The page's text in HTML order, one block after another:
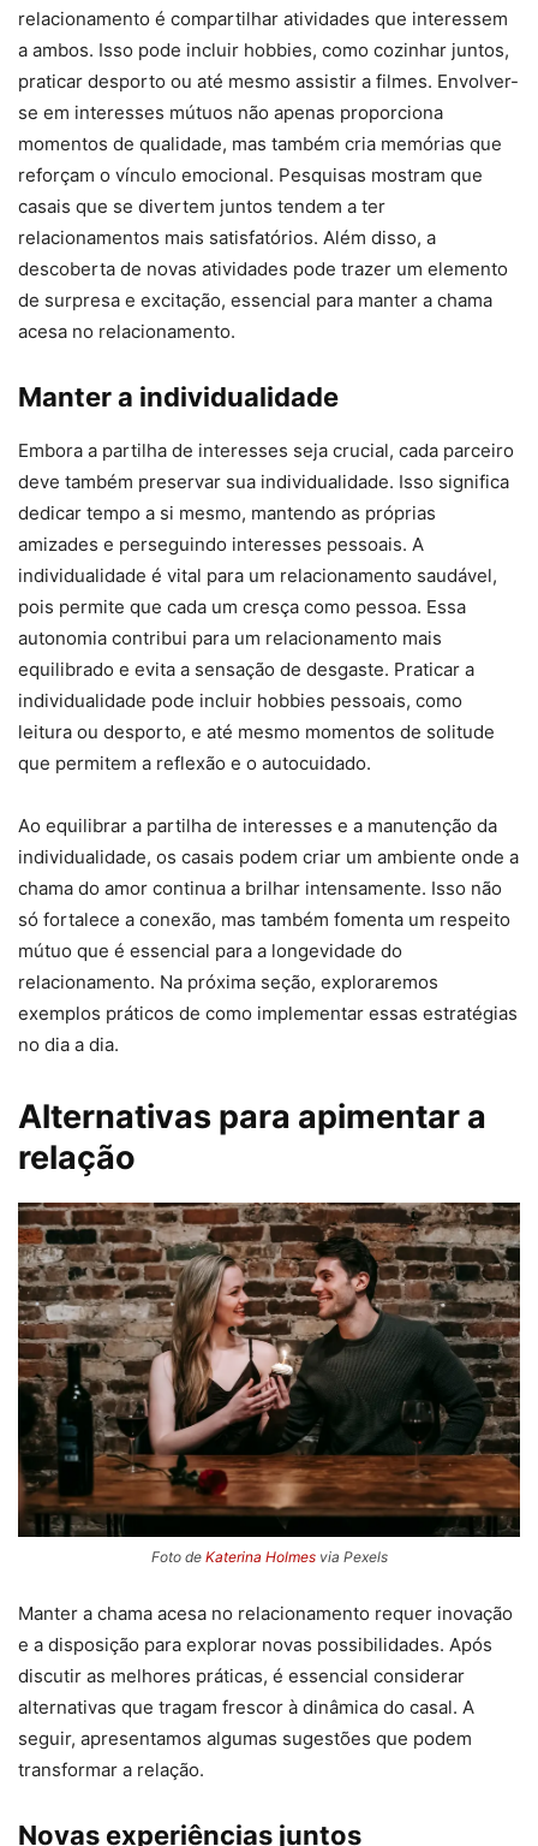
relacionamento é compartilhar atividades que interessem
a ambos. Isso pode incluir hobbies, como cozinhar juntos,
praticar desporto ou até mesmo assistir a filmes. Envolver-
se em interesses mútuos não apenas proporciona
momentos de qualidade, mas também cria memórias que
reforçam o vínculo emocional. Pesquisas mostram que
casais que se divertem juntos tendem a ter
relacionamentos mais satisfatórios. Além disso, a
descoberta de novas atividades pode trazer um elemento
de surpresa e excitação, essencial para manter a chama
acesa no relacionamento.
Manter a individualidade
Embora a partilha de interesses seja crucial, cada parceiro
deve também preservar sua individualidade. Isso significa
dedicar tempo a si mesmo, mantendo as próprias
amizades e perseguindo interesses pessoais. A
individualidade é vital para um relacionamento saudável,
pois permite que cada um cresça como pessoa. Essa
autonomia contribui para um relacionamento mais
equilibrado e evita a sensação de desgaste. Praticar a
individualidade pode incluir hobbies pessoais, como
leitura ou desporto, e até mesmo momentos de solitude
que permitem a reflexão e o autocuidado.
Ao equilibrar a partilha de interesses e a manutenção da
individualidade, os casais podem criar um ambiente onde a
chama do amor continua a brilhar intensamente. Isso não
só fortalece a conexão, mas também fomenta um respeito
mútuo que é essencial para a longevidade do
relacionamento. Na próxima seção, exploraremos
exemplos práticos de como implementar essas estratégias
no dia a dia.
Alternativas para apimentar a
relação
Foto de Katerina Holmesvia Pexels
Manter a chama acesa no relacionamento requer inovação
e a disposição para explorar novas possibilidades. Após
discutir as melhores práticas, é essencial considerar
alternativas que tragam frescor à dinâmica do casal. A
seguir, apresentamos algumas sugestões que podem
transformar a relação.
Novas experiências juntos